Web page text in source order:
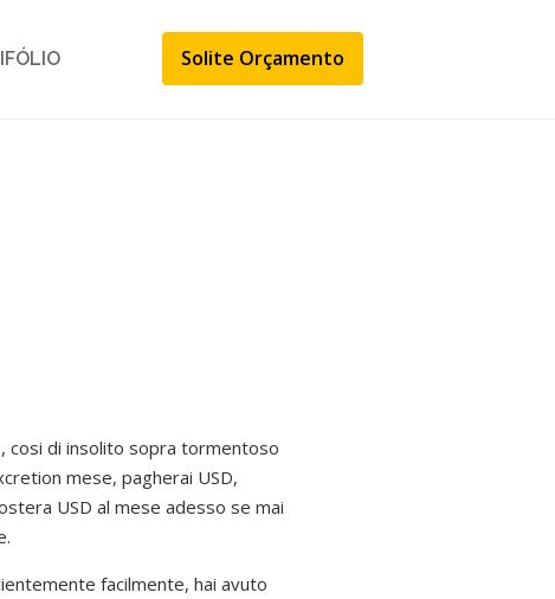
Solite Orçamento
cosi di insolito sopra tormentoso
mese, pagherai USD,
USD al mese adesso se mai
facilmente, hai avuto